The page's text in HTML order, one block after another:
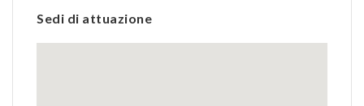
Sedi di attuazione